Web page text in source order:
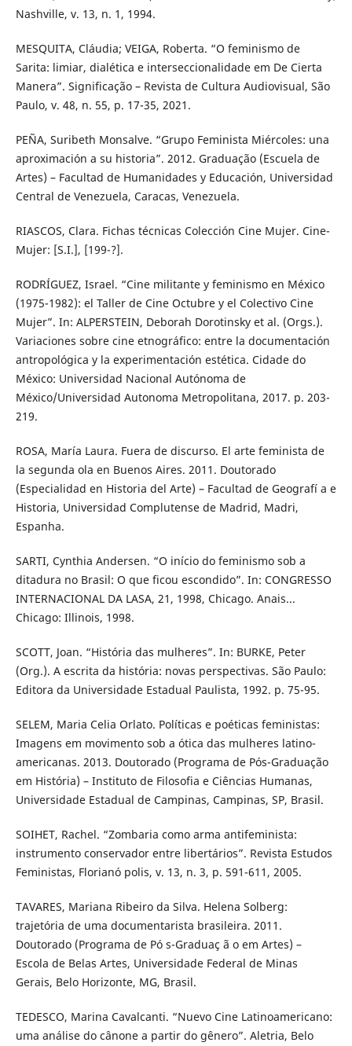
Nashville, v. 13, n. 1, 1994.
MESQUITA, Cláudia; VEIGA, Roberta. “O feminismo de
Sarita: limiar, dialética e interseccionalidade em De Cierta
Manera”. Significação – Revista de Cultura Audiovisual, São
Paulo, v. 48, n. 55, p. 17-35, 2021.
PEÑA, Suribeth Monsalve. “Grupo Feminista Miércoles: una
aproximación a su historia”. 2012. Graduação (Escuela de
Artes) – Facultad de Humanidades y Educación, Universidad
Central de Venezuela, Caracas, Venezuela.
RIASCOS, Clara. Fichas técnicas Colección Cine Mujer. Cine-
Mujer: [S.I.], [199-?].
RODRÍGUEZ, Israel. “Cine militante y feminismo en México
(1975-1982): el Taller de Cine Octubre y el Colectivo Cine
Mujer”. In: ALPERSTEIN, Deborah Dorotinsky et al. (Orgs.).
Variaciones sobre cine etnográfico: entre la documentación
antropológica y la experimentación estética. Cidade do
México: Universidad Nacional Autónoma de
México/Universidad Autonoma Metropolitana, 2017. p. 203-
219.
ROSA, María Laura. Fuera de discurso. El arte feminista de
la segunda ola en Buenos Aires. 2011. Doutorado
(Especialidad en Historia del Arte) – Facultad de Geografí a e
Historia, Universidad Complutense de Madrid, Madri,
Espanha.
SARTI, Cynthia Andersen. “O início do feminismo sob a
ditadura no Brasil: O que ficou escondido”. In: CONGRESSO
INTERNACIONAL DA LASA, 21, 1998, Chicago. Anais...
Chicago: Illinois, 1998.
SCOTT, Joan. “História das mulheres”. In: BURKE, Peter
(Org.). A escrita da história: novas perspectivas. São Paulo:
Editora da Universidade Estadual Paulista, 1992. p. 75-95.
SELEM, Maria Celia Orlato. Políticas e poéticas feministas:
Imagens em movimento sob a ótica das mulheres latino-
americanas. 2013. Doutorado (Programa de Pós-Graduação
em História) – Instituto de Filosofia e Ciências Humanas,
Universidade Estadual de Campinas, Campinas, SP, Brasil.
SOIHET, Rachel. “Zombaria como arma antifeminista:
instrumento conservador entre libertários”. Revista Estudos
Feministas, Florianó polis, v. 13, n. 3, p. 591-611, 2005.
TAVARES, Mariana Ribeiro da Silva. Helena Solberg:
trajetória de uma documentarista brasileira. 2011.
Doutorado (Programa de Pó s-Graduaç ã o em Artes) –
Escola de Belas Artes, Universidade Federal de Minas
Gerais, Belo Horizonte, MG, Brasil.
TEDESCO, Marina Cavalcanti. “Nuevo Cine Latinoamericano:
uma análise do cânone a partir do gênero”. Aletria, Belo